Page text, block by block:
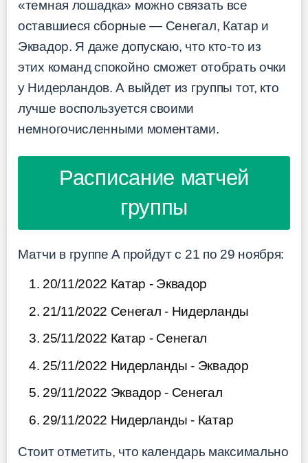
«темная лошадка» можно связать все
оставшиеся сборные — Сенегал, Катар и
Эквадор. Я даже допускаю, что кто-то из
этих команд спокойно сможет отобрать очки
у Нидерландов. А выйдет из группы тот, кто
лучше воспользуется своими
немногочисленными моментами.
Расписание матчей
группы
Матчи в группе A пройдут с 21 по 29 ноября:
20/11/2022 Катар - Эквадор
21/11/2022 Сенегал - Нидерланды
25/11/2022 Катар - Сенегал
25/11/2022 Нидерланды - Эквадор
29/11/2022 Эквадор - Сенегал
29/11/2022 Нидерланды - Катар
Стоит отметить, что календарь максимально